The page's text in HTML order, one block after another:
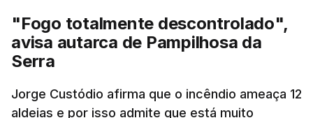
"Fogo totalmente descontrolado",
avisa autarca de Pampilhosa da
Serra
Jorge Custódio afirma que o incêndio ameaça 12
aldeias e por isso admite que está muito